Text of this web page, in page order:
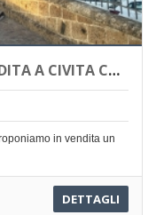
LOCALE COMMERCIALE IN VENDITA A CIVITA CASTELLANA
in vendita un
DETTAGLI